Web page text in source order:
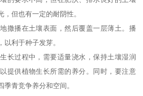
但也有一定的耐阴性。
撒播在土壤表面，然后覆盖一层薄土。播
利于种子发芽。
长过程中，需要适量浇水，保持土壤湿润
提供植物生长所需的养分。同时，要注意
青竞争养分和空间。